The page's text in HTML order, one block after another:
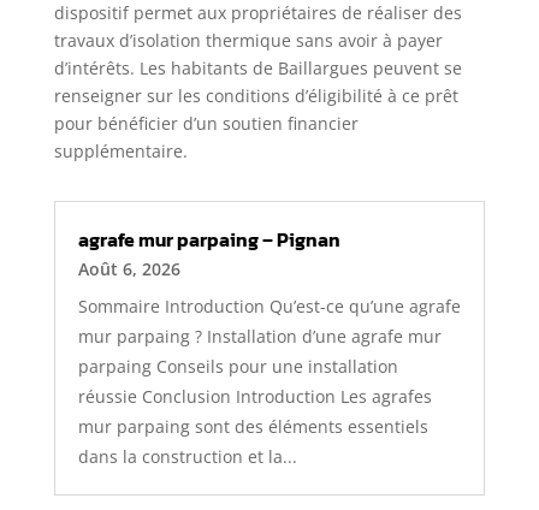
dispositif permet aux propriétaires de réaliser des
travaux d’isolation thermique sans avoir à payer
d’intérêts. Les habitants de Baillargues peuvent se
renseigner sur les conditions d’éligibilité à ce prêt
pour bénéficier d’un soutien financier
supplémentaire.
agrafe mur parpaing – Pignan
Août 6, 2026
Sommaire Introduction Qu’est-ce qu’une agrafe
mur parpaing ? Installation d’une agrafe mur
parpaing Conseils pour une installation
réussie Conclusion Introduction Les agrafes
mur parpaing sont des éléments essentiels
dans la construction et la...